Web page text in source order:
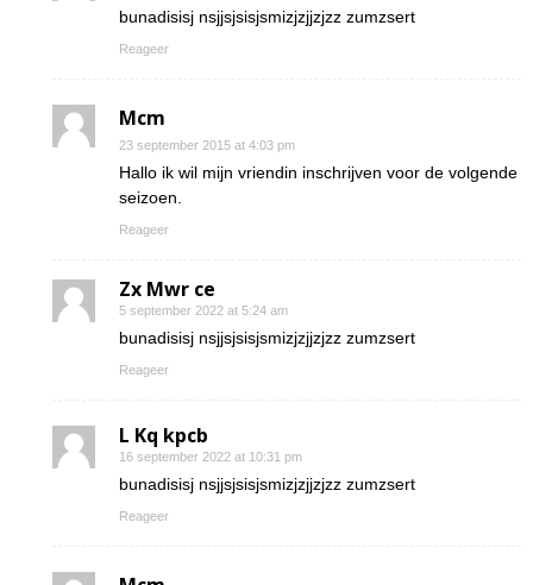
bunadisisj nsjjsjsisjsmizjzjjzjzz zumzsert
Reageer
Mcm
23 september 2015 at 4:03 pm
Hallo ik wil mijn vriendin inschrijven voor de volgende
seizoen.
Reageer
Zx Mwr ce
5 september 2022 at 5:24 am
bunadisisj nsjjsjsisjsmizjzjjzjzz zumzsert
Reageer
L Kq kpcb
16 september 2022 at 10:31 pm
bunadisisj nsjjsjsisjsmizjzjjzjzz zumzsert
Reageer